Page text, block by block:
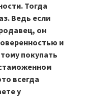
Тогда
Ведь если
он
и
покупать
всегда
у